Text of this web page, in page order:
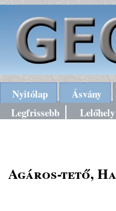
Nyitólap Ásvány
Legfrissebb
Agáros-tető,